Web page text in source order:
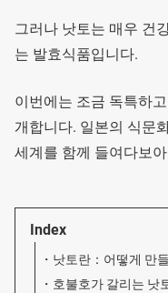
그러나 낫토는 매우 건
는 발효식품입니다.
이번에는 조금 독특하
개합니다. 일본의 식문
세계를 함께 들여다보아
Index
낫토란：어떻게 만
호불호가 갈리는 낫